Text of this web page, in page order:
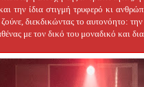
την ίδια στιγμή τρυφερό κι
διεκδικώντας το αυτονόητο:
με τον δικό του μοναδικό και